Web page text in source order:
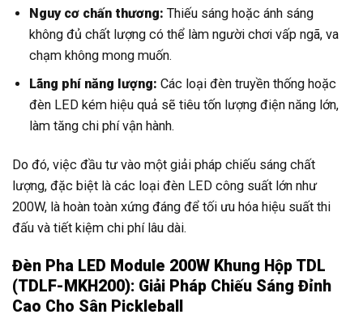
Nguy cơ chấn thương: Thiếu sáng hoặc ánh sáng
không đủ chất lượng có thể làm người chơi vấp ngã, va
chạm không mong muốn.
Lãng phí năng lượng: Các loại đèn truyền thống hoặc
đèn LED kém hiệu quả sẽ tiêu tốn lượng điện năng lớn,
làm tăng chi phí vận hành.
Do đó, việc đầu tư vào một giải pháp chiếu sáng chất
lượng, đặc biệt là các loại đèn LED công suất lớn như
200W, là hoàn toàn xứng đáng để tối ưu hóa hiệu suất thi
đấu và tiết kiệm chi phí lâu dài.
Đèn Pha LED Module 200W Khung Hộp TDL
(TDLF-MKH200): Giải Pháp Chiếu Sáng Đỉnh
Cao Cho Sân Pickleball